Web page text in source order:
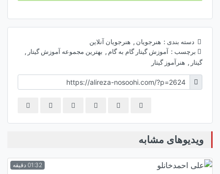
دسته بندی : هنرجویان , هنرجویان آنلاین
برچسب : آموزش گیتار گام به گام , بهترین مجموعه آموزش گیتار ,
گیتار , هنرآموز گیتار
ویدیوهای مشابه
01:32 دقیقه